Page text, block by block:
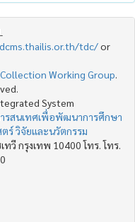
tdc/or
Working Group
System
รสนเทศเพื่อพัฒนาการศึกษา
ร์ วิจัยและนวัตกรรม
วี กรุงเทพ 10400 โทร. โทร.